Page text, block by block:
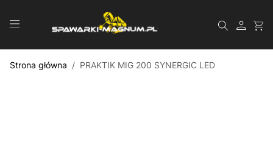
Szukaj
Strona główna / PRAKTIK MIG 200 SYNERGIC LED